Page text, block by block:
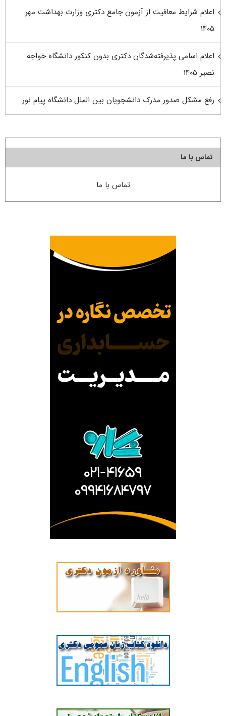
اعلام شرایط معافیت از آزمون جامع دکتری وزارت بهداشت مهر
۱۴۰۵
اعلام اسامی پذیرفته‌شدگان دکتری بدون کنکور دانشگاه خواجه
نصیر ۱۴۰۵
رفع مشکل صدور مدرک دانشجویان بین الملل دانشگاه پیام نور
تماس با ما
تماس با ما